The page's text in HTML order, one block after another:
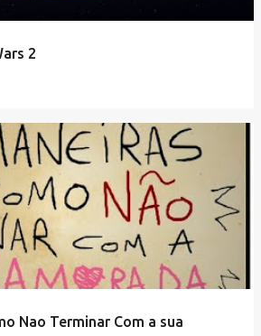
2
Nao Terminar Com a sua